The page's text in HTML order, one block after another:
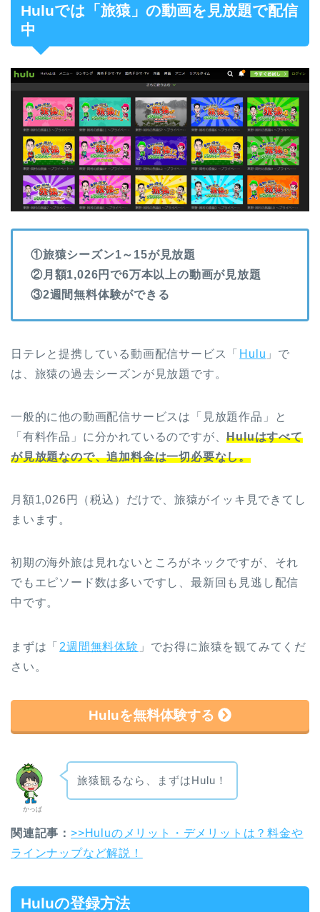
Huluでは「旅猿」の動画を見放題で配信
中
①旅猿シーズン1～15が見放題
②月額1,026円で6万本以上の動画が見放題
③2週間無料体験ができる
日テレと提携している動画配信サービス「 Hulu 」で
は、旅猿の過去シーズンが見放題です。
一般的に他の動画配信サービスは「見放題作品」と
「有料作品」に分かれているのですが、Huluはすべて
が見放題なので、追加料金は一切必要なし。
月額1,026円（税込）だけで、旅猿がイッキ見できてし
まいます。
初期の海外旅は見れないところがネックですが、それ
でもエピソード数は多いですし、最新回も見逃し配信
中です。
まずは「 2週間無料体験 」でお得に旅猿を観てみてくだ
さい。
Huluを無料体験する
かっぱ
旅猿観るなら、まずはHulu！
関連記事： >>Huluのメリット・デメリットは？料金や
ラインナップなど解説！
Huluの登録方法